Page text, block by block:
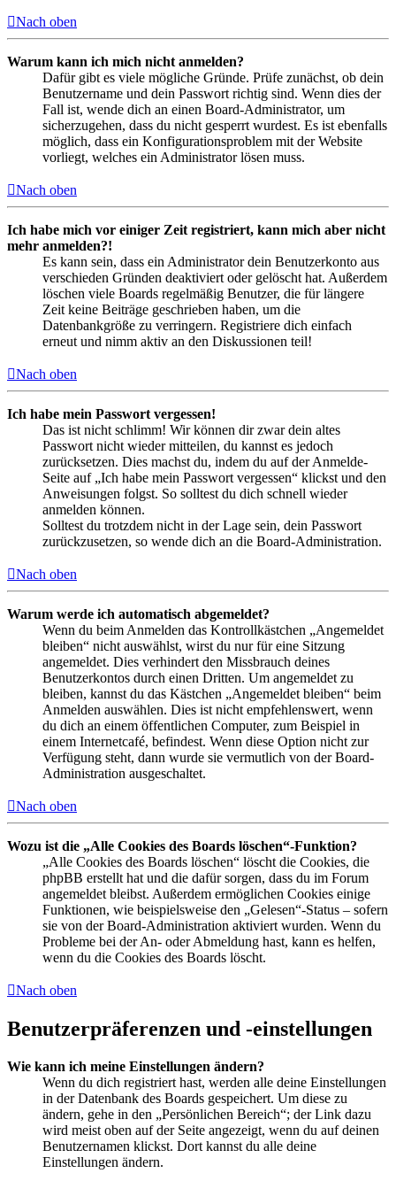
Nach oben
Warum kann ich mich nicht anmelden?
Dafür gibt es viele mögliche Gründe. Prüfe zunächst, ob dein
Benutzername und dein Passwort richtig sind. Wenn dies der
Fall ist, wende dich an einen Board-Administrator, um
sicherzugehen, dass du nicht gesperrt wurdest. Es ist ebenfalls
möglich, dass ein Konfigurationsproblem mit der Website
vorliegt, welches ein Administrator lösen muss.
Nach oben
Ich habe mich vor einiger Zeit registriert, kann mich aber nicht
mehr anmelden?!
Es kann sein, dass ein Administrator dein Benutzerkonto aus
verschieden Gründen deaktiviert oder gelöscht hat. Außerdem
löschen viele Boards regelmäßig Benutzer, die für längere
Zeit keine Beiträge geschrieben haben, um die
Datenbankgröße zu verringern. Registriere dich einfach
erneut und nimm aktiv an den Diskussionen teil!
Nach oben
Ich habe mein Passwort vergessen!
Das ist nicht schlimm! Wir können dir zwar dein altes
Passwort nicht wieder mitteilen, du kannst es jedoch
zurücksetzen. Dies machst du, indem du auf der Anmelde-
Seite auf „Ich habe mein Passwort vergessen“ klickst und den
Anweisungen folgst. So solltest du dich schnell wieder
anmelden können.
Solltest du trotzdem nicht in der Lage sein, dein Passwort
zurückzusetzen, so wende dich an die Board-Administration.
Nach oben
Warum werde ich automatisch abgemeldet?
Wenn du beim Anmelden das Kontrollkästchen „Angemeldet
bleiben“ nicht auswählst, wirst du nur für eine Sitzung
angemeldet. Dies verhindert den Missbrauch deines
Benutzerkontos durch einen Dritten. Um angemeldet zu
bleiben, kannst du das Kästchen „Angemeldet bleiben“ beim
Anmelden auswählen. Dies ist nicht empfehlenswert, wenn
du dich an einem öffentlichen Computer, zum Beispiel in
einem Internetcafé, befindest. Wenn diese Option nicht zur
Verfügung steht, dann wurde sie vermutlich von der Board-
Administration ausgeschaltet.
Nach oben
Wozu ist die „Alle Cookies des Boards löschen“-Funktion?
„Alle Cookies des Boards löschen“ löscht die Cookies, die
phpBB erstellt hat und die dafür sorgen, dass du im Forum
angemeldet bleibst. Außerdem ermöglichen Cookies einige
Funktionen, wie beispielsweise den „Gelesen“-Status – sofern
sie von der Board-Administration aktiviert wurden. Wenn du
Probleme bei der An- oder Abmeldung hast, kann es helfen,
wenn du die Cookies des Boards löscht.
Nach oben
Benutzerpräferenzen und -einstellungen
Wie kann ich meine Einstellungen ändern?
Wenn du dich registriert hast, werden alle deine Einstellungen
in der Datenbank des Boards gespeichert. Um diese zu
ändern, gehe in den „Persönlichen Bereich“; der Link dazu
wird meist oben auf der Seite angezeigt, wenn du auf deinen
Benutzernamen klickst. Dort kannst du alle deine
Einstellungen ändern.